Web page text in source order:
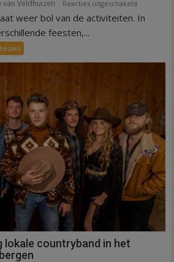
van Veldhuizen Reacties uitgeschakeld
Erop
weer bol van de activiteiten. In
feesten,...
lokale countryband in het